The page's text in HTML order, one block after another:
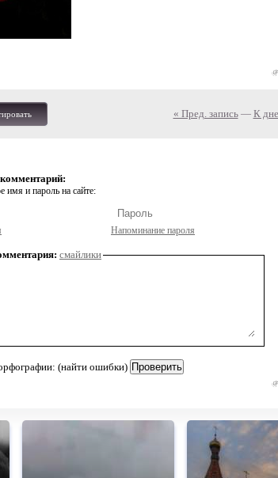
« Пред. запись— К
имя и пароль на сайте:
Напоминание пароля
смайлики
(найти ошибки)